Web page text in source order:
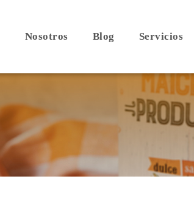
Nosotros Blog Servicios